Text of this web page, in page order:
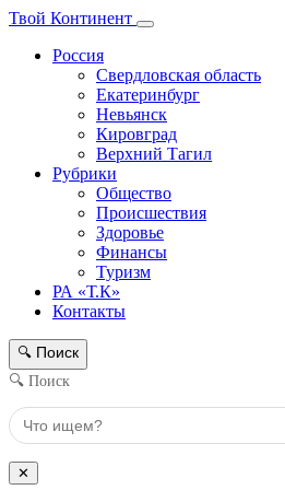
Твой Континент
Россия
Свердловская область
Екатеринбург
Невьянск
Кировград
Верхний Тагил
Рубрики
Общество
Происшествия
Здоровье
Финансы
Туризм
РА «Т.К»
Контакты
🔍 Поиск
🔍 Поиск
✕